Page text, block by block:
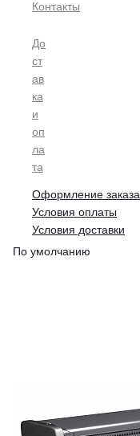
Контакты
До
ст
ав
ка
и
оп
ла
та
Оформление заказа
Условия оплаты
Условия доставки
По умолчанию